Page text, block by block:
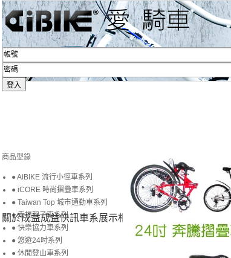
關於成益成益快訊車系展示相簿賞圖
商品型錄
● AiBIKE 流行小徑車系列
● iCORE 時尚摺疊車系列
● Taiwan Top 城市通勤車系列
● 幸福親子車系列
● 快樂協力車系列
● 悠遊24吋系列
● 休閒登山車系列